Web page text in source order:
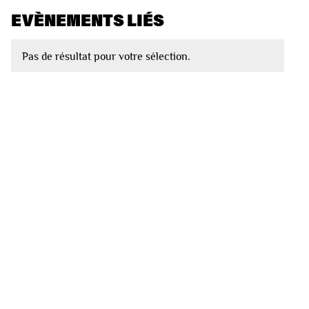
EVÈNEMENTS LIÉS
Pas de résultat pour votre sélection.